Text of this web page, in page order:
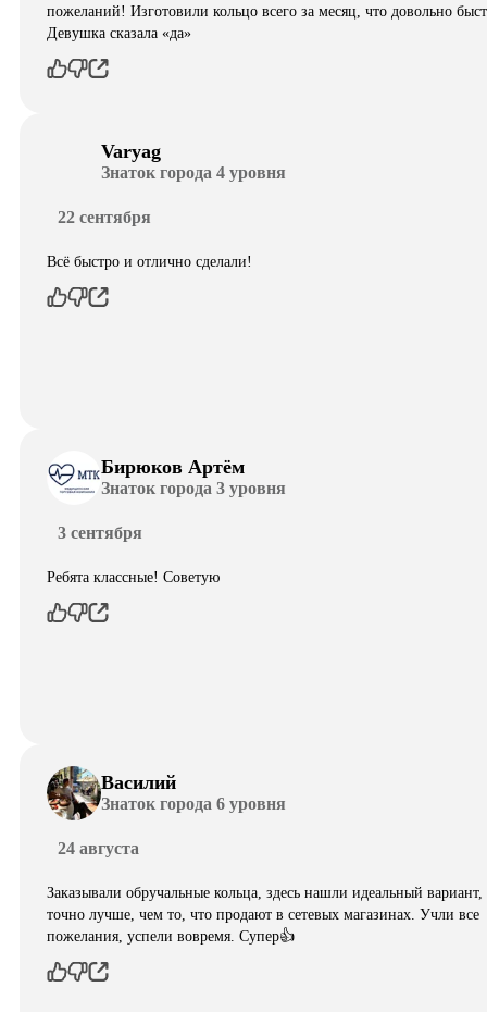
пожеланий! Изготовили кольцо всего за месяц, что довольно
Девушка сказала «да»
Varyag
Знаток города 4 уровня
22 сентября
Всё быстро и отлично сделали!
Бирюков Артём
Знаток города 3 уровня
3 сентября
Ребята классные! Советую
Василий
Знаток города 6 уровня
24 августа
Заказывали обручальные кольца, здесь нашли идеальный вариант,
точно лучше, чем то, что продают в сетевых магазинах. Учли все
пожелания, успели вовремя. Супер👍